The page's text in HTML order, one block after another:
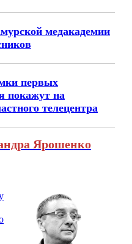
медакадемии
первых
покажут на
телецентра
Ярошенко